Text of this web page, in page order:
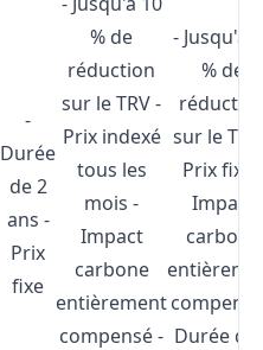
-
Durée
de 2
ans -
Prix
fixe
% de
réduction
sur le TRV -
Prix indexé
tous les
mois -
Impact
carbone
entièrement
compensé -
- Jusqu'à
% de
sur le
Prix fixe -
Impact
carbone
Durée de